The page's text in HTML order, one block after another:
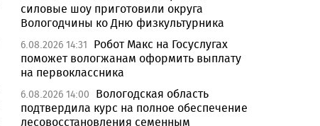
силовые шоу приготовили округа
Вологодчины ко Дню физкультурника
6.08.2026 14:31
Робот Макс на Госуслугах
поможет вологжанам оформить выплату
на первоклассника
6.08.2026 14:00
Вологодская область
подтвердила курс на полное обеспечение
лесовосстановления семенным